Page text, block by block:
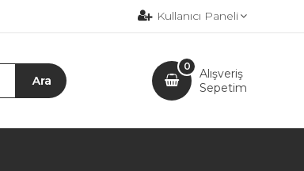
Kullanıcı Paneli
Alışveriş
Sepetim
0